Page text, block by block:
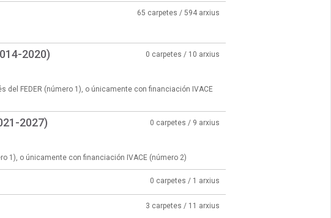
65 carpetes / 594 arxius
2020) 0 carpetes / 10 arxius
del FEDER (número 1), o únicamente con financiación IVACE
2027) 0 carpetes / 9 arxius
1), o únicamente con financiación IVACE (número 2)
0 carpetes / 1 arxius
3 carpetes / 11 arxius